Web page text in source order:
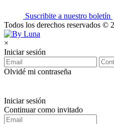
Suscribite a nuestro boletín
Todos los derechos reservados ©
×
Iniciar sesión
Olvidé mi contraseña
Iniciar sesión
Continuar como invitado